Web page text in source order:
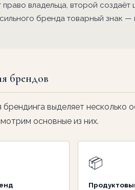
владельца, второй создаёт
бренда товарный знак
брендов
выделяет несколько
основные из них.
📦